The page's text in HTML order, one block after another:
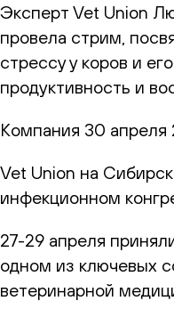
Эксперт Vet Union
провела стрим,
стрессу у коров и
продуктивность и
Компания 30 апреля
Vet Union на
инфекционном
27-29 апреля
одном из ключевых
ветеринарной